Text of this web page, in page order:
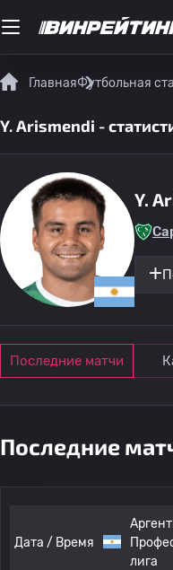
ГлавнаяФутбольная
Y. Arismendi -
Y.
Последние матчи
Последние
Дата / Время
лига